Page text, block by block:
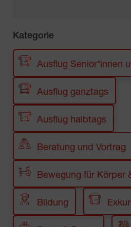
Kategorie
Ausflug Senior*innen
Ausflug ganztags
Ausflug halbtags
Beratung und Vortrag
Bewegung für Körper
Bildung